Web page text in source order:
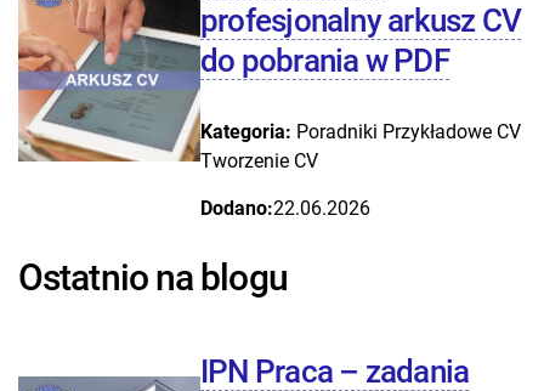
profesjonalny arkusz CV
do pobrania w PDF
Kategoria: Poradniki Przykładowe CV
Tworzenie CV
Dodano:22.06.2026
Ostatnio na blogu
IPN Praca – zadania